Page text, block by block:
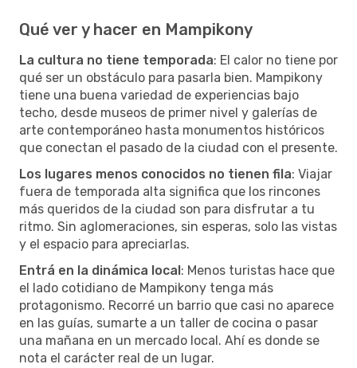
Qué ver y hacer en Mampikony
La cultura no tiene temporada: El calor no tiene por
qué ser un obstáculo para pasarla bien. Mampikony
tiene una buena variedad de experiencias bajo
techo, desde museos de primer nivel y galerías de
arte contemporáneo hasta monumentos históricos
que conectan el pasado de la ciudad con el presente.
Los lugares menos conocidos no tienen fila: Viajar
fuera de temporada alta significa que los rincones
más queridos de la ciudad son para disfrutar a tu
ritmo. Sin aglomeraciones, sin esperas, solo las vistas
y el espacio para apreciarlas.
Entrá en la dinámica local: Menos turistas hace que
el lado cotidiano de Mampikony tenga más
protagonismo. Recorré un barrio que casi no aparece
en las guías, sumarte a un taller de cocina o pasar
una mañana en un mercado local. Ahí es donde se
nota el carácter real de un lugar.